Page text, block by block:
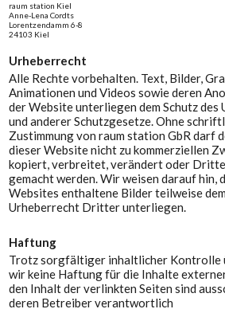
raum station Kiel
Anne-Lena Cordts
Lorentzendamm 6-8
24103 Kiel
Urheberrecht
Alle Rechte vorbehalten. Text, Bilder,
Animationen und Videos sowie deren
der Website unterliegen dem Schutz des
und anderer Schutzgesetze. Ohne
Zustimmung von raum station GbR darf
dieser Website nicht zu kommerziellen
kopiert, verbreitet, verändert oder
gemacht werden. Wir weisen darauf hin,
Websites enthaltene Bilder teilweise dem
Urheberrecht Dritter unterliegen.
Haftung
Trotz sorgfältiger inhaltlicher Kontrolle
wir keine Haftung für die Inhalte
den Inhalt der verlinkten Seiten sind
deren Betreiber verantwortlich